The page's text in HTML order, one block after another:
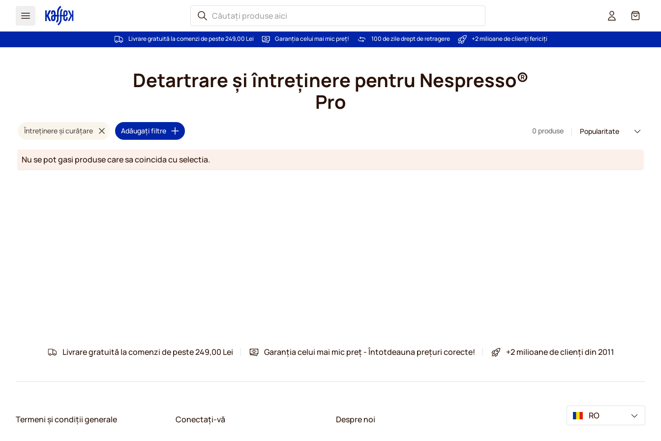
Coș
Livrare gratuită la comenzi de peste 249,00 Lei Garanția celui mai mic preț! 100 de zile drept de retragere +2 milioane de clienți fericiți
Detartrare și întreținere pentru Nespresso®
Pro
Întreținere și curățare Adăugați filtre 0 produse
Nu se pot gasi produse care sa coincida cu selectia.
Livrare gratuită la comenzi de peste 249,00 Lei Garanția celui mai mic preț - Întotdeauna prețuri corecte! +2 milioane de clienți din 2011
Termeni și condiții generale Conectați-vă Despre noi RO